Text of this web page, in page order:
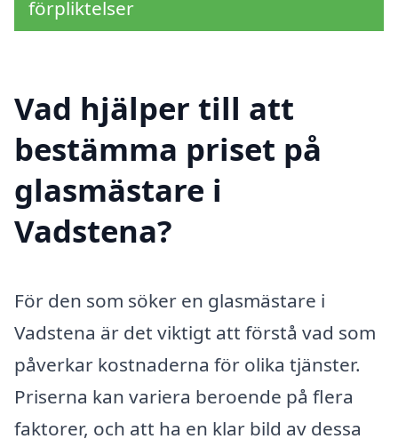
förpliktelser
Vad hjälper till att
bestämma priset på
glasmästare i
Vadstena?
För den som söker en glasmästare i
Vadstena är det viktigt att förstå vad som
påverkar kostnaderna för olika tjänster.
Priserna kan variera beroende på flera
faktorer, och att ha en klar bild av dessa